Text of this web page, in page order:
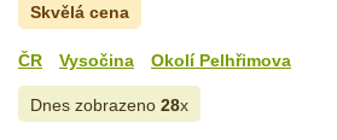
Skvělá cena
ČR Vysočina Okolí Pelhřimova
Dnes zobrazeno 28x